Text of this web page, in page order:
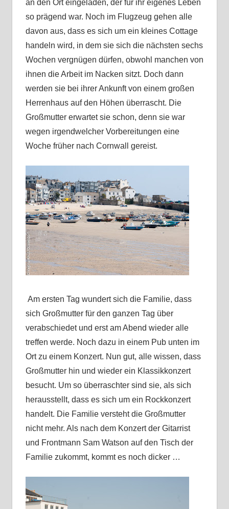
an den Ort eingeladen, der für ihr eigenes Leben
so prägend war. Noch im Flugzeug gehen alle
davon aus, dass es sich um ein kleines Cottage
handeln wird, in dem sie sich die nächsten sechs
Wochen vergnügen dürfen, obwohl manchen von
ihnen die Arbeit im Nacken sitzt. Doch dann
werden sie bei ihrer Ankunft von einem großen
Herrenhaus auf den Höhen überrascht. Die
Großmutter erwartet sie schon, denn sie war
wegen irgendwelcher Vorbereitungen eine
Woche früher nach Cornwall gereist.
Am ersten Tag wundert sich die Familie, dass
sich Großmutter für den ganzen Tag über
verabschiedet und erst am Abend wieder alle
treffen werde. Noch dazu in einem Pub unten im
Ort zu einem Konzert. Nun gut, alle wissen, dass
Großmutter hin und wieder ein Klassikkonzert
besucht. Um so überraschter sind sie, als sich
herausstellt, dass es sich um ein Rockkonzert
handelt. Die Familie versteht die Großmutter
nicht mehr. Als nach dem Konzert der Gitarrist
und Frontmann Sam Watson auf den Tisch der
Familie zukommt, kommt es noch dicker …